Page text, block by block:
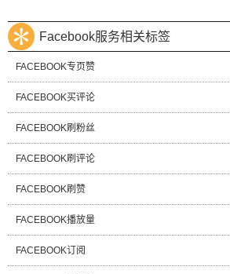
Facebook服务相关标签
FACEBOOK专页赞
FACEBOOK买评论
FACEBOOK刷粉丝
FACEBOOK刷评论
FACEBOOK刷赞
FACEBOOK播放量
FACEBOOK订阅